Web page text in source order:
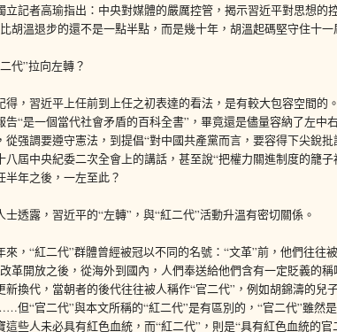
立記者高瑜指出：中央對媒體的嚴厲控管，揭示習近平對思想的
胡溫退步的還不是一點半點，而是幾十年，胡溫起碼堅守住十一
代”拉向左轉？
得，習近平上任前到上任之初表達的看法，是有較大包容空間的
告“是一個當代社會矛盾的百科全書”，畢竟還是儘量容納了左中
從强調要遵守憲法，到提倡“對中國共產黨而言，要容得下尖銳
八屆中央紀委二次全會上的講話，甚至說“把權力關進制度的籠
半年之後，一左至此？
士透露，習近平的“左轉”，與“紅二代”活動升溫有密切關係。
來，“紅二代”群體曾經被冠以不同的名號：“文革”前，他們往往
革開放之後，從海外到國內，人們奉送給他們含有一定貶義的
新換代，當朝者的後代往往被人稱作“官二代”，例如胡錦濤的兒
但“官二代”與本文所稱的“紅二代”是有區別的，“官二代”雖然
這些人未必具有紅色血統，而“紅二代”，則是“具有紅色血統的